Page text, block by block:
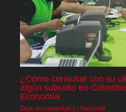
¿Cómo consultar con su
algún subsidio en
Economía
Deja un comentario / Nacional